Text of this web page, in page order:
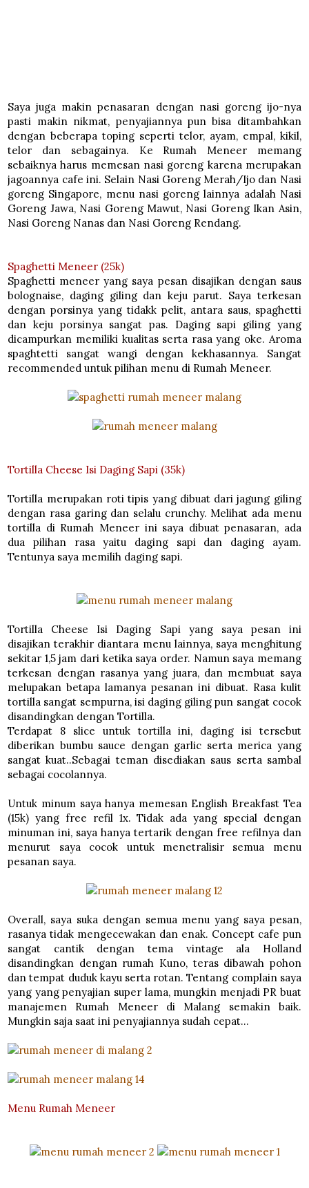
Saya juga makin penasaran dengan nasi goreng ijo-nya
pasti makin nikmat, penyajiannya pun bisa ditambahkan
dengan beberapa toping seperti telor, ayam, empal, kikil,
telor dan sebagainya. Ke Rumah Meneer memang
sebaiknya harus memesan nasi goreng karena merupakan
jagoannya cafe ini. Selain Nasi Goreng Merah/Ijo dan Nasi
goreng Singapore, menu nasi goreng lainnya adalah Nasi
Goreng Jawa, Nasi Goreng Mawut, Nasi Goreng Ikan Asin,
Nasi Goreng Nanas dan Nasi Goreng Rendang.
Spaghetti Meneer (25k)
Spaghetti meneer yang saya pesan disajikan dengan saus
bolognaise, daging giling dan keju parut. Saya terkesan
dengan porsinya yang tidakk pelit, antara saus, spaghetti
dan keju porsinya sangat pas. Daging sapi giling yang
dicampurkan memiliki kualitas serta rasa yang oke. Aroma
spaghtetti sangat wangi dengan kekhasannya. Sangat
recommended untuk pilihan menu di Rumah Meneer.
Tortilla Cheese Isi Daging Sapi (35k)
Tortilla merupakan roti tipis yang dibuat dari jagung giling
dengan rasa garing dan selalu crunchy. Melihat ada menu
tortilla di Rumah Meneer ini saya dibuat penasaran, ada
dua pilihan rasa yaitu daging sapi dan daging ayam.
Tentunya saya memilih daging sapi.
Tortilla Cheese Isi Daging Sapi yang saya pesan ini
disajikan terakhir diantara menu lainnya, saya menghitung
sekitar 1,5 jam dari ketika saya order. Namun saya memang
terkesan dengan rasanya yang juara, dan membuat saya
melupakan betapa lamanya pesanan ini dibuat. Rasa kulit
tortilla sangat sempurna, isi daging giling pun sangat cocok
disandingkan dengan Tortilla.
Terdapat 8 slice untuk tortilla ini, daging isi tersebut
diberikan bumbu sauce dengan garlic serta merica yang
sangat kuat..Sebagai teman disediakan saus serta sambal
sebagai cocolannya.
Untuk minum saya hanya memesan English Breakfast Tea
(15k) yang free refil 1x. Tidak ada yang special dengan
minuman ini, saya hanya tertarik dengan free refilnya dan
menurut saya cocok untuk menetralisir semua menu
pesanan saya.
Overall, saya suka dengan semua menu yang saya pesan,
rasanya tidak mengecewakan dan enak. Concept cafe pun
sangat cantik dengan tema vintage ala Holland
disandingkan dengan rumah Kuno, teras dibawah pohon
dan tempat duduk kayu serta rotan. Tentang complain saya
yang yang penyajian super lama, mungkin menjadi PR buat
manajemen Rumah Meneer di Malang semakin baik.
Mungkin saja saat ini penyajiannya sudah cepat…
Menu Rumah Meneer